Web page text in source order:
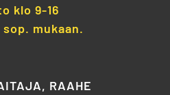
klo 9-16
mukaan.
RAAHE